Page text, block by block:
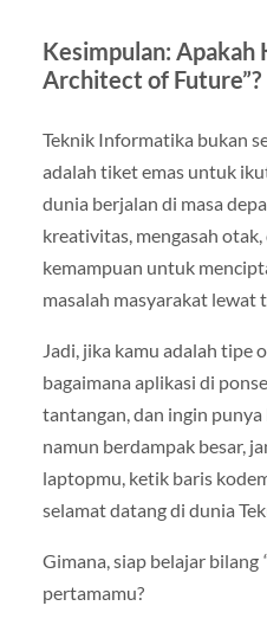
Kesimpulan: Apakah
Architect of Future”?
Teknik Informatika bukan
adalah tiket emas untuk
dunia berjalan di masa
kreativitas, mengasah
kemampuan untuk
masalah masyarakat lewat
Jadi, jika kamu adalah tipe
bagaimana aplikasi di
tantangan, dan ingin
namun berdampak besar,
laptopmu, ketik baris
selamat datang di dunia
Gimana, siap belajar bilang
pertamamu?